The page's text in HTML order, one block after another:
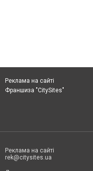
Реклама на сайті
Франшиза "CitySites"
Реклама на сайті
rek@citysites.ua